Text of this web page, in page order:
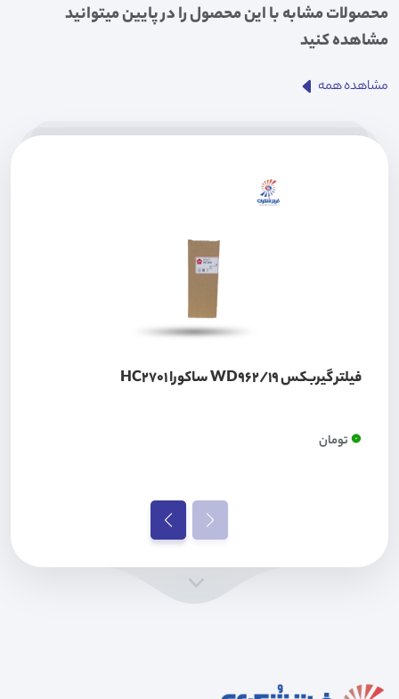
محصولات مشابه با این محصول را در پایین میتوانید
مشاهده کنید
مشاهده همه
فیلتر گیربکس WD962/19 ساکورا HC2701
0تومان